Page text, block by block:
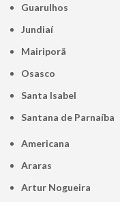
Guarulhos
Jundiaí
Mairiporã
Osasco
Santa Isabel
Santana de Parnaíba
Americana
Araras
Artur Nogueira